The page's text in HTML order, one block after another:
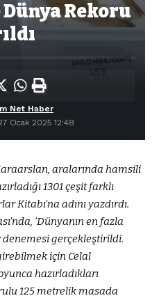
Rekoru
Ocak 2025 12:48
Net Haber
aralarında hamsili
1301 çeşit farklı
Kitabı’na adını yazdırdı.
‘Dünyanın en fazla
denemesi gerçekleştirildi.
için Celal
hazırladıkları
125 metrelik masada